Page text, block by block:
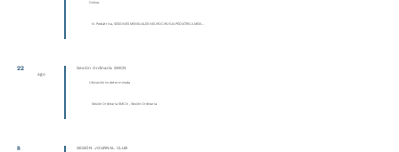
Online
N. Pediátrica, SESIONES MENSUALES NEUROCIRUGÍA PEDIÁTRICA MEXI...
22
ago
Sesión Ordinaria SMCN
Ubicación no determinada
Sesión Ordinaria SMCN , Sesión Ordinaria
8 SESIÓN JOURNAL CLUB